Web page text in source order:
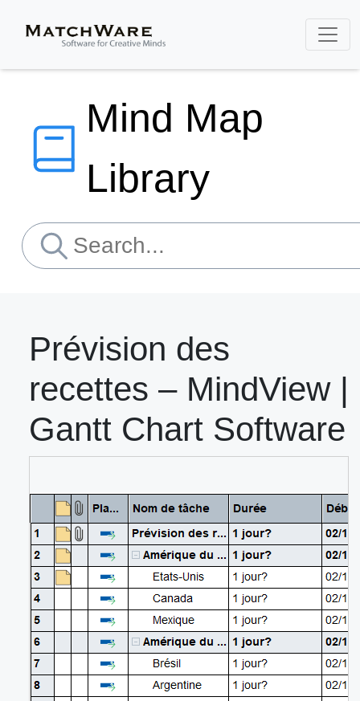
Mind Map
Library
Prévision des
recettes – MindView |
Gantt Chart Software